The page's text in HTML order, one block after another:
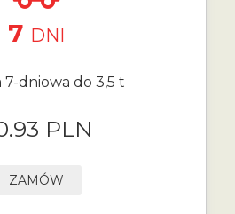
7 DNI
7-dniowa do 3,5 t
PLN
ZAMÓW